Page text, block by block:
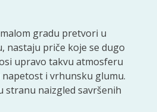
gradu pretvori u
nastaju priče koje se dugo
upravo takvu atmosferu
i vrhunsku glumu.
stranu naizgled savršenih